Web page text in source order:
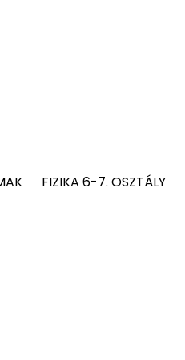
FIZIKA 6-7. OSZTÁLY